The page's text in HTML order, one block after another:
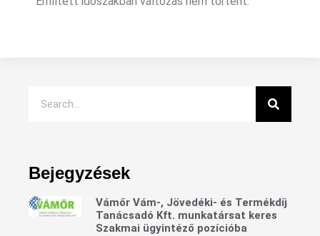
Bejegyzések
Vámőr Vám-, Jövedéki- és Termékdíj
Tanácsadó Kft. munkatársat keres
Szakmai ügyintéző pozícióba